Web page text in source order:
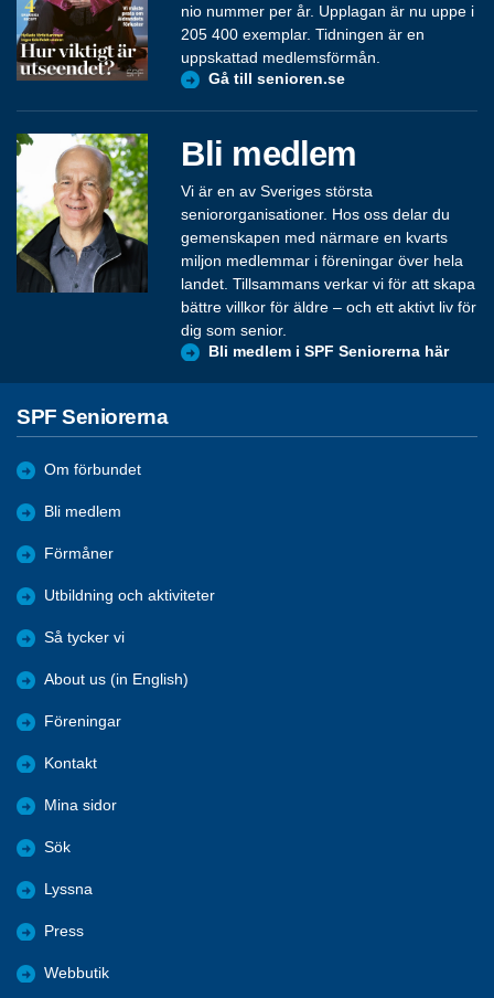
nio nummer per år. Upplagan är nu uppe i
205 400 exemplar. Tidningen är en
uppskattad medlemsförmån.
Gå till senioren.se
Bli medlem
Vi är en av Sveriges största
seniororganisationer. Hos oss delar du
gemenskapen med närmare en kvarts
miljon medlemmar i föreningar över hela
landet. Tillsammans verkar vi för att skapa
bättre villkor för äldre – och ett aktivt liv för
dig som senior.
Bli medlem i SPF Seniorerna här
SPF Seniorerna
Om förbundet
Bli medlem
Förmåner
Utbildning och aktiviteter
Så tycker vi
About us (in English)
Föreningar
Kontakt
Mina sidor
Sök
Lyssna
Press
Webbutik